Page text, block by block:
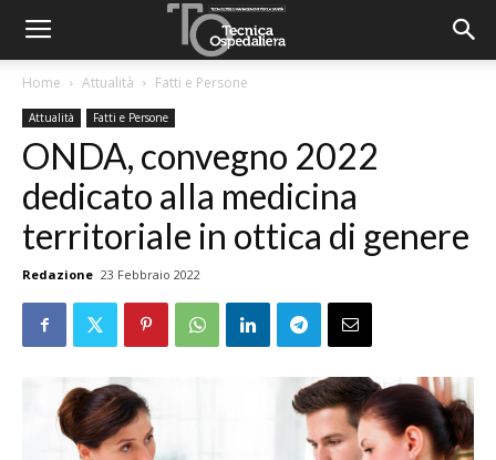
Home Attualità Fatti e Persone
Attualità Fatti e Persone
ONDA, convegno 2022
dedicato alla medicina
territoriale in ottica di genere
Redazione 23 Febbraio 2022